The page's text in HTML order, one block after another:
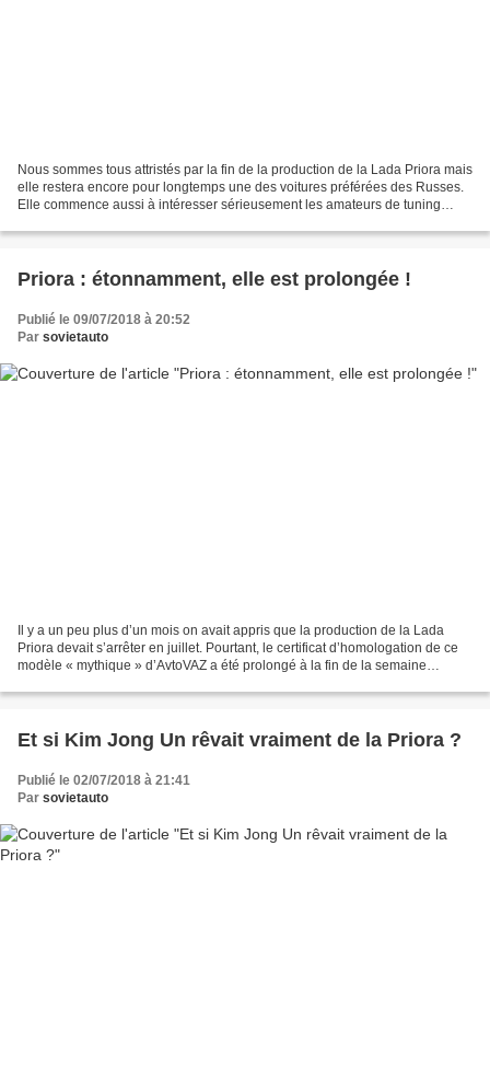
Nous sommes tous attristés par la fin de la production de la Lada Priora mais
elle restera encore pour longtemps une des voitures préférées des Russes.
Elle commence aussi à intéresser sérieusement les amateurs de tuning
Priora : étonnamment, elle est prolongée !
Publié le 09/07/2018 à 20:52
Par sovietauto
Il y a un peu plus d’un mois on avait appris que la production de la Lada
Priora devait s’arrêter en juillet. Pourtant, le certificat d’homologation de ce
modèle « mythique » d’AvtoVAZ a été prolongé à la fin de la semaine
Et si Kim Jong Un rêvait vraiment de la Priora ?
Publié le 02/07/2018 à 21:41
Par sovietauto